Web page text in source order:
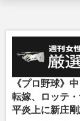
《プロ野球》
転嫁、ロッテ
平炎上に新庄